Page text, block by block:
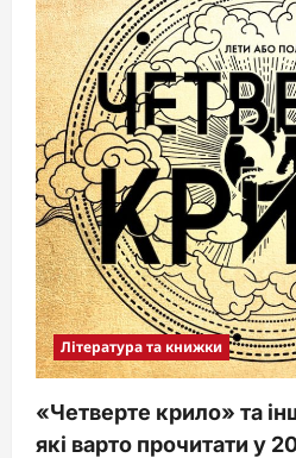
Література та книжки
«Четверте крило» та
які варто прочитати у